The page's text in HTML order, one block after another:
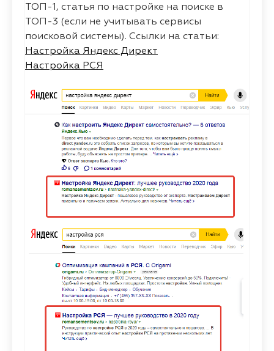
ТОП-1, статья по настройке на поиске в
ТОП-3 (если не учитывать сервисы
поисковой системы). Ссылки на статьи:
Настройка Яндекс Директ
Настройка РСЯ